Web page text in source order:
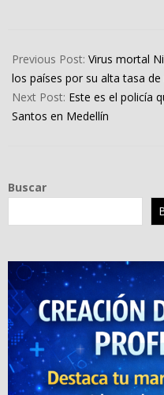
09-
18
Previous Post: Virus mortal
los países por su alta tasa
Next Post: Este es el policía
Santos en Medellín
Buscar